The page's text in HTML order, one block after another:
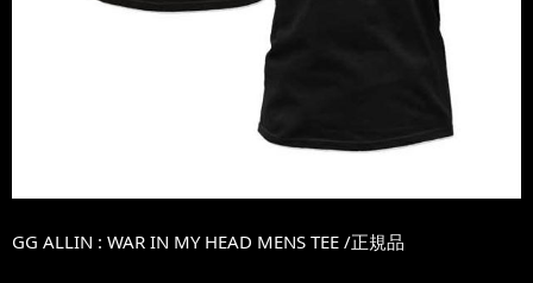
GG ALLIN : WAR IN MY HEAD MENS TEE /正規品